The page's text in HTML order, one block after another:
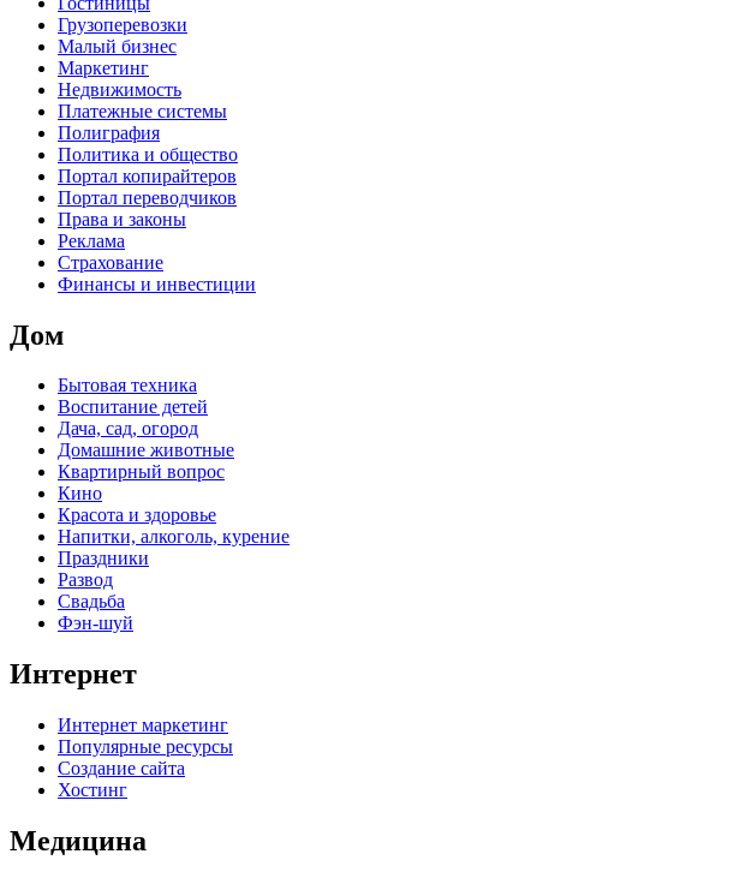
Грузоперевозки
Малый бизнес
Маркетинг
Недвижимость
Платежные системы
Полиграфия
Политика и общество
Портал копирайтеров
Портал переводчиков
Права и законы
Реклама
Страхование
Финансы и инвестиции
Дом
Бытовая техника
Воспитание детей
Дача, сад, огород
Домашние животные
Квартирный вопрос
Кино
Красота и здоровье
Напитки, алкоголь, курение
Праздники
Развод
Свадьба
Фэн-шуй
Интернет
Интернет маркетинг
Популярные ресурсы
Создание сайта
Хостинг
Медицина